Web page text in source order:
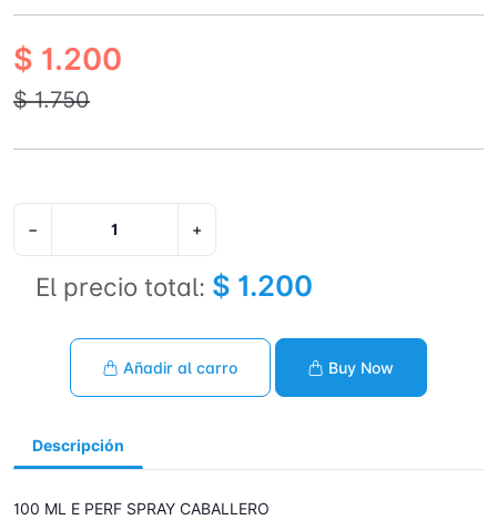
$ 1.200
$ 1.750
− +
El precio total: $ 1.200
Añadir al carro Buy Now
Descripción
100 ML E PERF SPRAY CABALLERO